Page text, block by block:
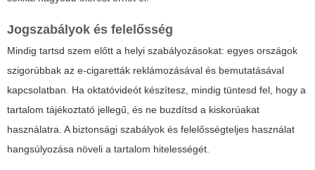
Jogszabályok és felelősség
Mindig tartsd szem előtt a helyi szabályozásokat: egyes országok
szigorúbbak az e-cigaretták reklámozásával és bemutatásával
kapcsolatban. Ha oktatóvideót készítesz, mindig tüntesd fel, hogy a
tartalom tájékoztató jellegű, és ne buzdítsd a kiskorúakat
használatra. A biztonsági szabályok és felelősségteljes használat
hangsúlyozása növeli a tartalom hitelességét.